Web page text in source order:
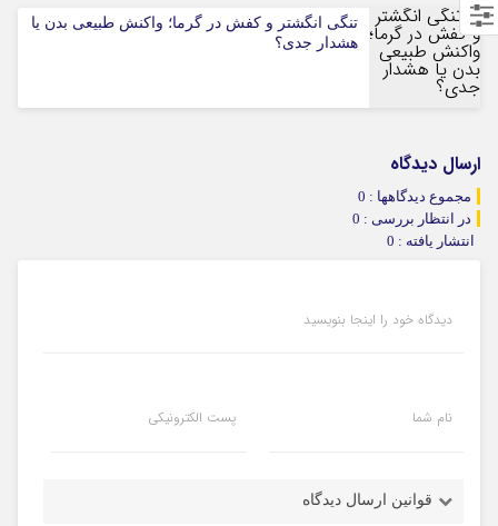
تنگی انگشتر و کفش در گرما؛ واکنش طبیعی بدن یا
هشدار جدی؟
ارسال دیدگاه
مجموع دیدگاهها : 0
در انتظار بررسی : 0
انتشار یافته : 0
دیدگاه خود را اینجا بنویسید
نام شما پست الکترونیکی
قوانین ارسال دیدگاه